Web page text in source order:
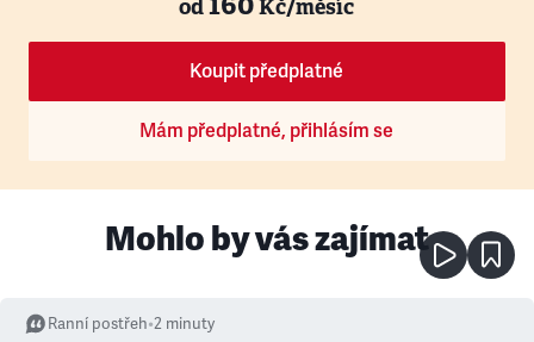
od Kč/měsíc
Koupit předplatné
Mám předplatné, přihlásím se
Mohlo by vás zajímat
Ranní postřeh•2 minuty